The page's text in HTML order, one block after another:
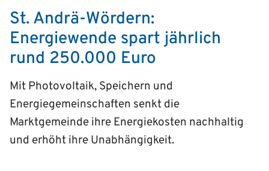
St. Andrä-Wördern:
Energiewende spart jährlich
rund 250.000 Euro
Mit Photovoltaik, Speichern und
Energiegemeinschaften senkt die
Marktgemeinde ihre Energiekosten nachhaltig
und erhöht ihre Unabhängigkeit.